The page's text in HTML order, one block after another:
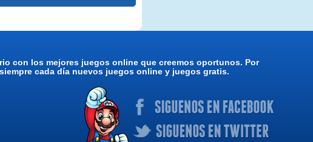
con los mejores juegos online que creemos oportunos. Por
cada día nuevos juegos online y juegos gratis.